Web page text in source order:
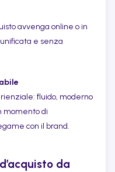
avvenga online o in
e senza
fluido, moderno
momento di
con il brand.
da